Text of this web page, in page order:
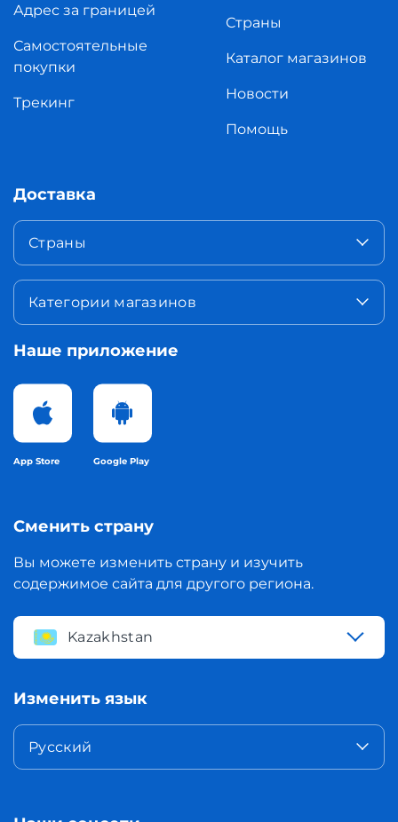
Адрес за границей
Самостоятельные
покупки
Трекинг
Страны
Каталог магазинов
Новости
Помощь
Доставка
Страны
Категории магазинов
Наше приложение
App Store Google Play
Сменить страну
Вы можете изменить страну и изучить
содержимое сайта для другого региона.
Kazakhstan
Изменить язык
Русский